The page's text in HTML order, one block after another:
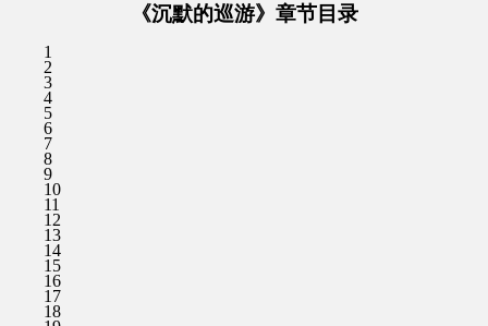
《沉默的巡游》章节目录
1
2
3
4
5
6
7
8
9
10
11
12
13
14
15
16
17
18